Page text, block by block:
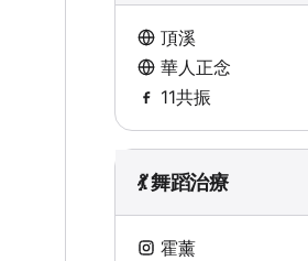
頂溪
華人正念
11共振
💃 舞蹈治療
霍薰